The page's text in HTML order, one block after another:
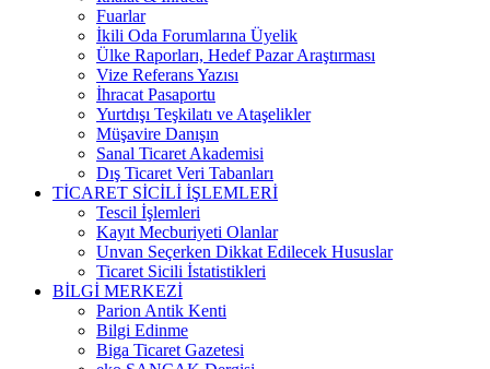
Fuarlar
İkili Oda Forumlarına Üyelik
Ülke Raporları, Hedef Pazar Araştırması
Vize Referans Yazısı
İhracat Pasaportu
Yurtdışı Teşkilatı ve Ataşelikler
Müşavire Danışın
Sanal Ticaret Akademisi
Dış Ticaret Veri Tabanları
TİCARET SİCİLİ İŞLEMLERİ
Tescil İşlemleri
Kayıt Mecburiyeti Olanlar
Unvan Seçerken Dikkat Edilecek Hususlar
Ticaret Sicili İstatistikleri
BİLGİ MERKEZİ
Parion Antik Kenti
Bilgi Edinme
Biga Ticaret Gazetesi